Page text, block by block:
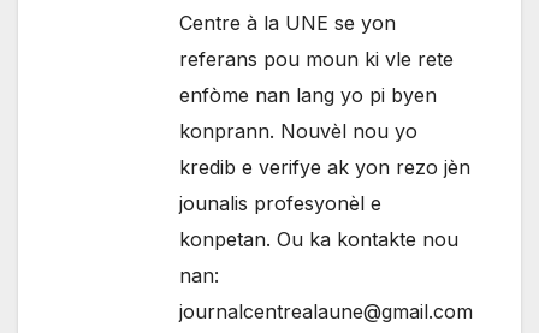
Centre à la UNE se yon
referans pou moun ki vle rete
enfòme nan lang yo pi byen
konprann. Nouvèl nou yo
kredib e verifye ak yon rezo jèn
jounalis profesyonèl e
konpetan. Ou ka kontakte nou
nan:
journalcentrealaune@gmail.com